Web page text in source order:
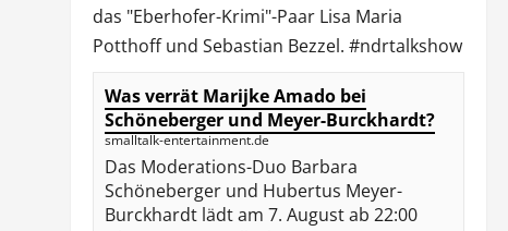
das "Eberhofer-Krimi"-Paar Lisa Maria
Potthoff und Sebastian Bezzel. #ndrtalkshow
Was verrät Marijke Amado bei
Schöneberger und Meyer-Burckhardt?
smalltalk-entertainment.de
Das Moderations-Duo Barbara
Schöneberger und Hubertus Meyer-
Burckhardt lädt am 7. August ab 22:00